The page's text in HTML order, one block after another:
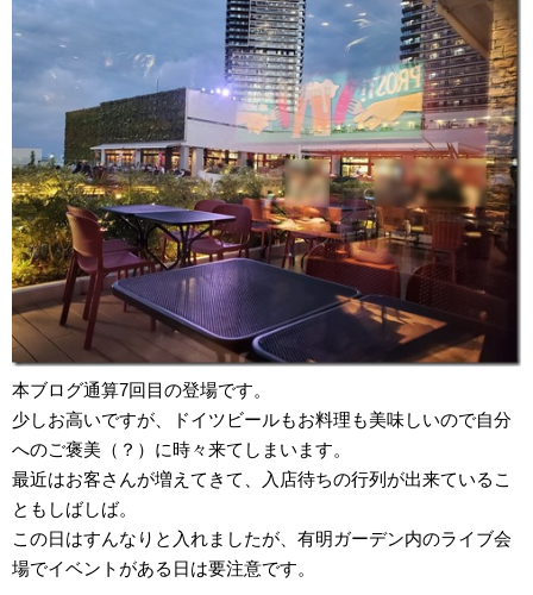
本ブログ通算7回目の登場です。
少しお高いですが、ドイツビールもお料理も美味しいので自分
へのご褒美（？）に時々来てしまいます。
最近はお客さんが増えてきて、入店待ちの行列が出来ているこ
ともしばしば。
この日はすんなりと入れましたが、有明ガーデン内のライブ会
場でイベントがある日は要注意です。